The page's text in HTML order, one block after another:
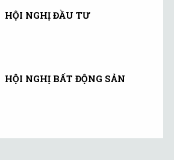
HỘI NGHỊ ĐẦU TƯ
HỘI NGHỊ BẤT ĐỘNG SẢN